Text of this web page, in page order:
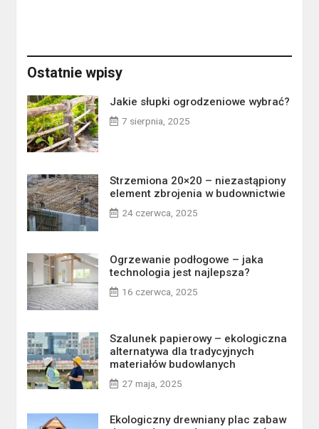
Ostatnie wpisy
Jakie słupki ogrodzeniowe wybrać?
7 sierpnia, 2025
Strzemiona 20×20 – niezastąpiony
element zbrojenia w budownictwie
24 czerwca, 2025
Ogrzewanie podłogowe – jaka
technologia jest najlepsza?
16 czerwca, 2025
Szalunek papierowy – ekologiczna
alternatywa dla tradycyjnych
materiałów budowlanych
27 maja, 2025
Ekologiczny drewniany plac zabaw